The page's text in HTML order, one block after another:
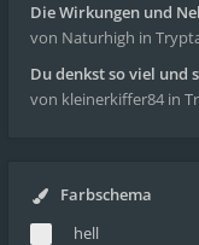
Die Wirkungen und
von Naturhigh in
Du denkst so viel und
von kleinerkiffer84 in
Farbschema
hell